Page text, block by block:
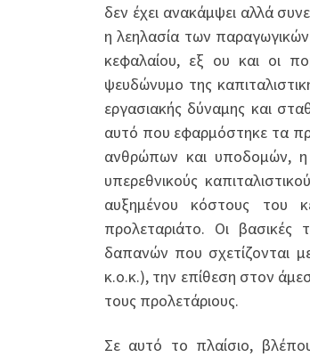
δεν έχει ανακάμψει αλλά
η λεηλασία των
κεφαλαίου, εξ ου και οι
ψευδώνυμο της
εργασιακής δύναμης και
αυτό που εφαρμόστηκε τα
ανθρώπων και υποδομών, η
υπερεθνικούς
αυξημένου κόστους του
προλεταριάτο. Οι βασικές
δαπανών που σχετίζονται
κ.ο.κ.), την επίθεση στον
τους προλετάριους.
Σε αυτό το πλαίσιο,